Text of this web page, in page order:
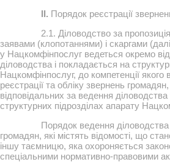
II. Порядок реєстрації
2.1. Діловодство за
заявами (клопотаннями) і скаргами
у Нацкомфінпослуг ведеться окремо
діловодства і покладається на
Нацкомфінпослуг, до компетенції якого
реєстрації та обліку звернень
відповідальних за ведення
структурних підрозділах апарату
Порядок ведення
громадян, які містять відомості, що
іншу таємницю, яка охороняється
спеціальними нормативно-правовими